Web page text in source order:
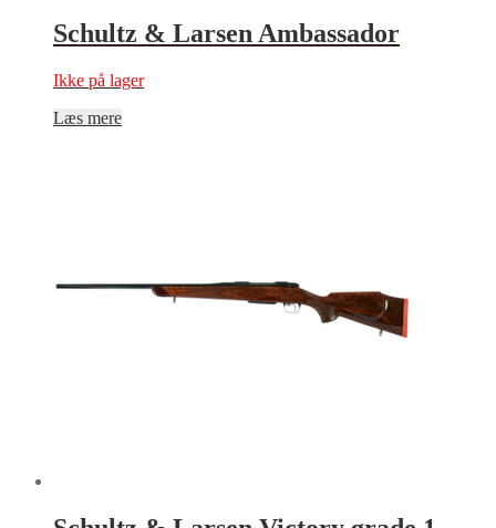
Schultz & Larsen Ambassador
Ikke på lager
Læs mere